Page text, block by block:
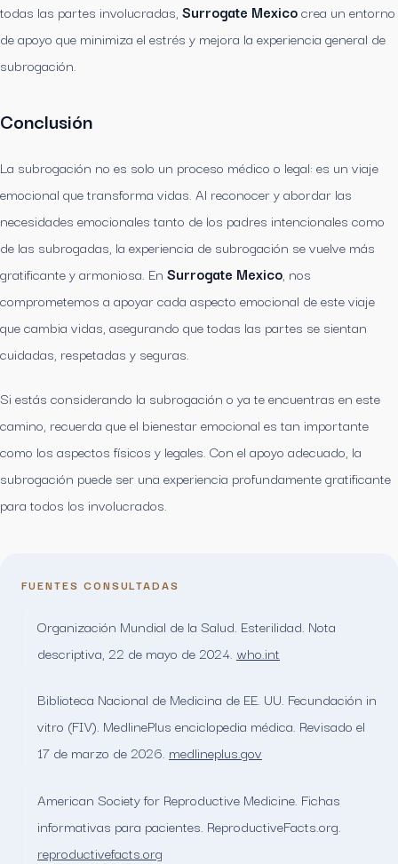
todas las partes involucradas, Surrogate Mexicocrea un entorno
de apoyo que minimiza el estrés y mejora la experiencia general de
subrogación.
Conclusión
La subrogación no es solo un proceso médico o legal: es un viaje
emocional que transforma vidas. Al reconocer y abordar las
necesidades emocionales tanto de los padres intencionales como
de las subrogadas, la experiencia de subrogación se vuelve más
gratificante y armoniosa. En Surrogate Mexico, nos
comprometemos a apoyar cada aspecto emocional de este viaje
que cambia vidas, asegurando que todas las partes se sientan
cuidadas, respetadas y seguras.
Si estás considerando la subrogación o ya te encuentras en este
camino, recuerda que el bienestar emocional es tan importante
como los aspectos físicos y legales. Con el apoyo adecuado, la
subrogación puede ser una experiencia profundamente gratificante
para todos los involucrados.
FUENTES CONSULTADAS
Organización Mundial de la Salud. Esterilidad. Nota
descriptiva, 22 de mayo de 2024. who.int
Biblioteca Nacional de Medicina de EE. UU. Fecundación in
vitro (FIV). MedlinePlus enciclopedia médica. Revisado el
17 de marzo de 2026. medlineplus.gov
American Society for Reproductive Medicine. Fichas
informativas para pacientes. ReproductiveFacts.org.
reproductivefacts.org